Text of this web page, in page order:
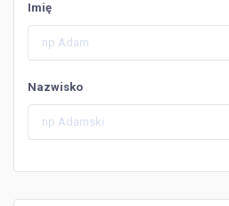
Imię
Nazwisko